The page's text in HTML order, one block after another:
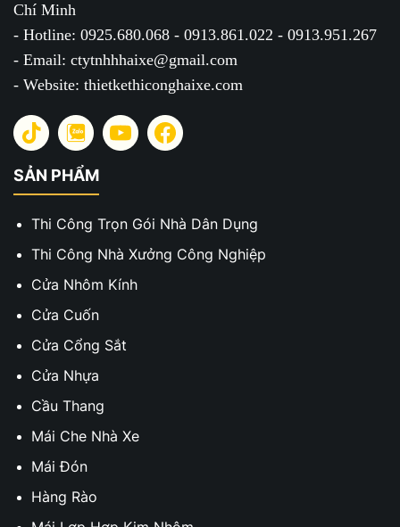
Chí Minh
- Hotline: 0925.680.068 - 0913.861.022 - 0913.951.267
- Email: ctytnhhhaixe@gmail.com
- Website: thietkethiconghaixe.com
SẢN PHẨM
Thi Công Trọn Gói Nhà Dân Dụng
Thi Công Nhà Xưởng Công Nghiệp
Cửa Nhôm Kính
Cửa Cuốn
Cửa Cổng Sắt
Cửa Nhựa
Cầu Thang
Mái Che Nhà Xe
Mái Đón
Hàng Rào